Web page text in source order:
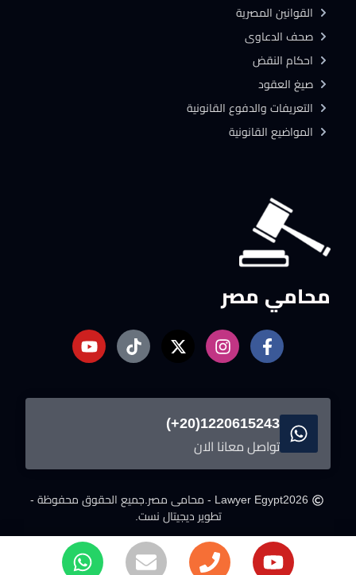
محامي مصر
1220615243(20+)
تواصل معانا الان
2026Lawyer Egypt - محامى مصر.
جميع الحقوق محفوظة -
تطوير ديجيتال نست.
القوانين المصرية
صحف الدعاوى
احكام النقض
صيغ العقود
التعريفات والدفوع القانونية
المواضيع القانونية